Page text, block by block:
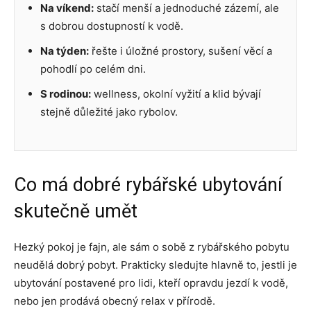
Na víkend: stačí menší a jednoduché zázemí, ale
s dobrou dostupností k vodě.
Na týden: řešte i úložné prostory, sušení věcí a
pohodlí po celém dni.
S rodinou: wellness, okolní vyžití a klid bývají
stejně důležité jako rybolov.
Co má dobré rybářské ubytování
skutečně umět
Hezký pokoj je fajn, ale sám o sobě z rybářského pobytu
neudělá dobrý pobyt. Prakticky sledujte hlavně to, jestli je
ubytování postavené pro lidi, kteří opravdu jezdí k vodě,
nebo jen prodává obecný relax v přírodě.